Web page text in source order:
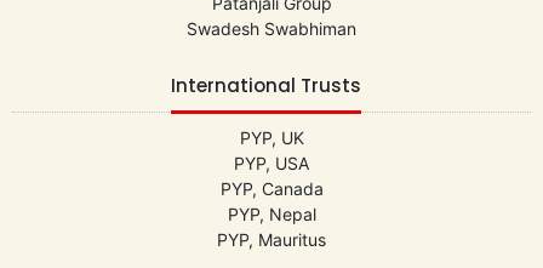
Swadesh Swabhiman
International Trusts
PYP, UK
PYP, USA
PYP, Canada
PYP, Nepal
PYP, Mauritus